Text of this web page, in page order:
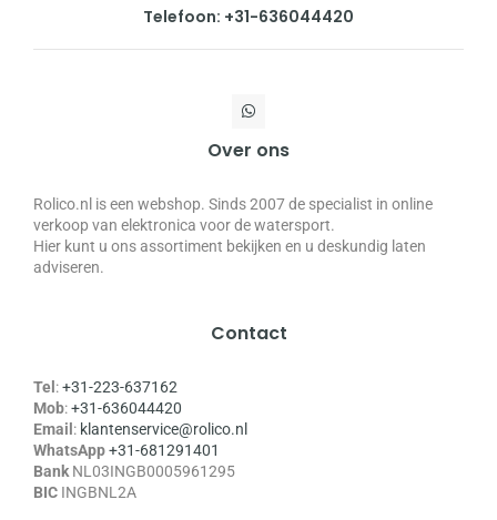
Telefoon: +31-636044420
Over ons
Rolico.nl is een webshop. Sinds 2007 de specialist in online
verkoop van elektronica voor de watersport.
Hier kunt u ons assortiment bekijken en u deskundig laten
adviseren.
Contact
Tel:+31-223-637162
Mob:+31-636044420
Email: klantenservice@rolico.nl
WhatsApp+31-681291401
Bank NL03INGB0005961295
BIC INGBNL2A